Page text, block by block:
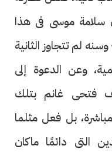
سلامة موسى فى هذا
لم تتجاوز الثانية
وعن الدعوة إلى
فتحى غانم بتلك
بل فعل مثلما
التى دائمًا ماكان